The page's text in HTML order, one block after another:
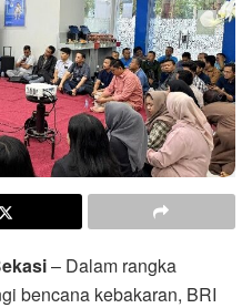
– Dalam rangka
bencana kebakaran, BRI